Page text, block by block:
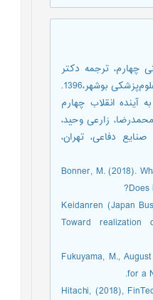
چهارم، ترجمه دکتر
بوشهر،1396.
انقلاب چهارم
زارعی وحید،
دفاعی، تهران،
3. Bonner, M. (2018).
4. Keidanren (Japan
Toward
5. Fukuyama, M.,
for a
6. Hitachi, (2018),